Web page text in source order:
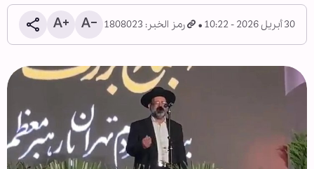
30 أبريل 2026 - 10:22 رمز الخبر: 1808023